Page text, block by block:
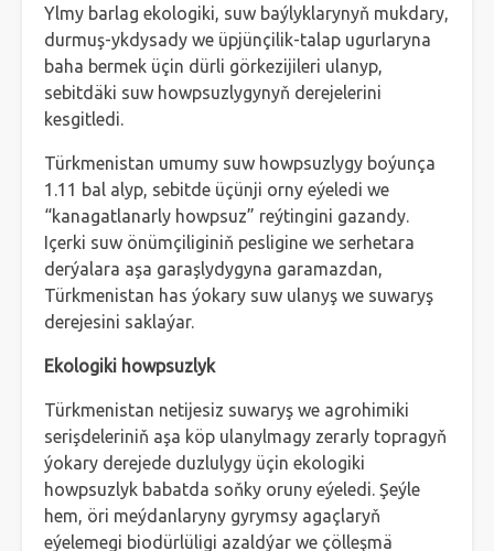
Ylmy barlag ekologiki, suw baýlyklarynyň mukdary,
durmuş-ykdysady we üpjünçilik-talap ugurlaryna
baha bermek üçin dürli görkezijileri ulanyp,
sebitdäki suw howpsuzlygynyň derejelerini
kesgitledi.
Türkmenistan umumy suw howpsuzlygy boýunça
1.11 bal alyp, sebitde üçünji orny eýeledi we
“kanagatlanarly howpsuz” reýtingini gazandy.
Içerki suw önümçiliginiň pesligine we serhetara
derýalara aşa garaşlydygyna garamazdan,
Türkmenistan has ýokary suw ulanyş we suwaryş
derejesini saklaýar.
Ekologiki howpsuzlyk
Türkmenistan netijesiz suwaryş we agrohimiki
serişdeleriniň aşa köp ulanylmagy zerarly topragyň
ýokary derejede duzlulygy üçin ekologiki
howpsuzlyk babatda soňky oruny eýeledi. Şeýle
hem, öri meýdanlaryny gyrymsy agaçlaryň
eýelemegi biodürlüligi azaldýar we çölleşmä